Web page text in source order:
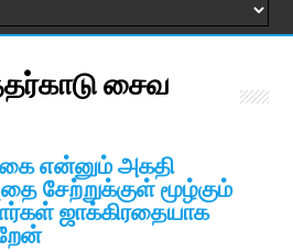
சைவ
என்னும் அகதி
சேற்றுக்குள் மூழ்கும்
ஜாக்கிரதையாக